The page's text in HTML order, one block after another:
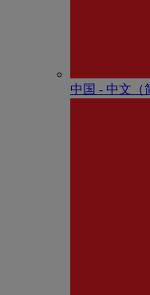
中国 - 中⽂（